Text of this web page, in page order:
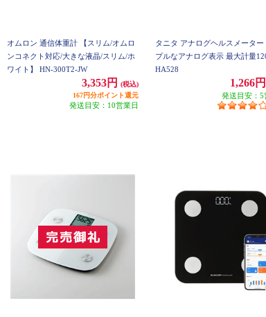
オムロン 通信体重計 【スリム/オムロ
ンコネクト対応/大きな液晶/スリム/ホ
ワイト】 HN-300T2-JW
3,353円
(税込)
167円分ポイント還元
発送目安：10営業日
タニタ アナログヘルスメーター
プルなアナログ表示 最大計量
HA528
1,266円
発送目安：5